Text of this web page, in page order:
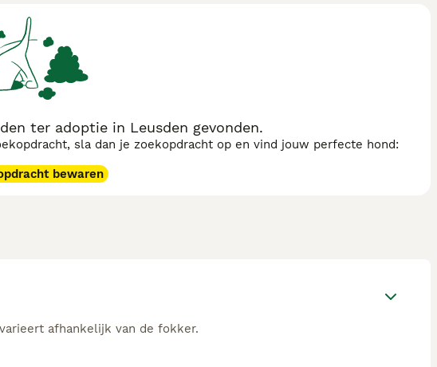
ter adoptie in Leusden gevonden.
sla dan je zoekopdracht op en vind jouw perfecte hond:
bewaren
afhankelijk van de fokker.